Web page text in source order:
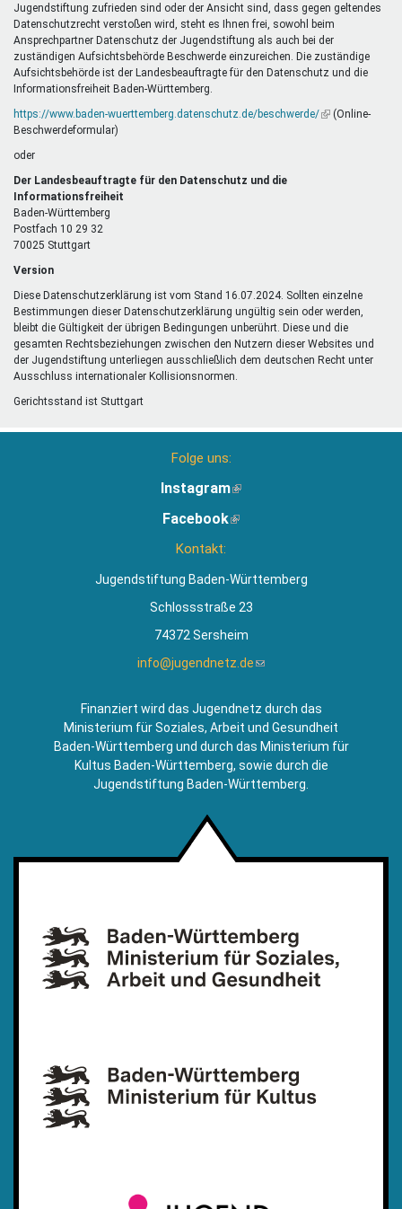
Jugendstiftung zufrieden sind oder der Ansicht sind, dass gegen geltendes
Datenschutzrecht verstoßen wird, steht es Ihnen frei, sowohl beim
Ansprechpartner Datenschutz der Jugendstiftung als auch bei der
zuständigen Aufsichtsbehörde Beschwerde einzureichen. Die zuständige
Aufsichtsbehörde ist der Landesbeauftragte für den Datenschutz und die
Informationsfreiheit Baden-Württemberg.
https://www.baden-wuerttemberg.datenschutz.de/beschwerde/(Link(Online-
Beschwerdeformular)
oder
Der Landesbeauftragte für den Datenschutz und die
Informationsfreiheit
Baden-Württemberg
Postfach 10 29 32
70025 Stuttgart
Version
Diese Datenschutzerklärung ist vom Stand 16.07.2024. Sollten einzelne
Bestimmungen dieser Datenschutzerklärung ungültig sein oder werden,
bleibt die Gültigkeit der übrigen Bedingungen unberührt. Diese und die
gesamten Rechtsbeziehungen zwischen den Nutzern dieser Websites und
der Jugendstiftung unterliegen ausschließlich dem deutschen Recht unter
Ausschluss internationaler Kollisionsnormen.
Gerichtsstand ist Stuttgart
Folge uns:
Instagram(Link
extern)
Facebook(Link
Kontakt:
Jugendstiftung Baden-Württemberg
Schlossstraße 23
74372 Sersheim
info@jugendnetz.de(Link
Mail)
Finanziert wird das Jugendnetz durch das
Ministerium für Soziales, Arbeit und Gesundheit
Baden-Württemberg und durch das Ministerium für
Kultus Baden-Württemberg, sowie durch die
Jugendstiftung Baden-Württemberg.